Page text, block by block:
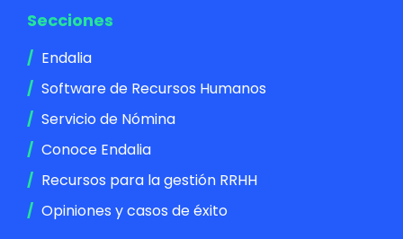
Secciones
Endalia
Software de Recursos Humanos
Servicio de Nómina
Conoce Endalia
Recursos para la gestión RRHH
Opiniones y casos de éxito